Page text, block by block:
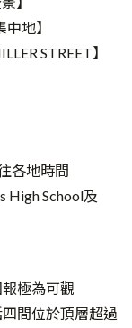
地】
STREET】
各地時間
High School及
極為可觀
間位於頂層超過